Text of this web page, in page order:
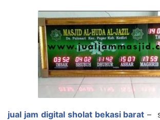
jual jam digital sholat bekasi barat –